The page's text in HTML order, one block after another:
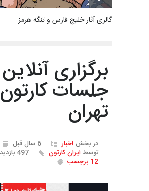
گالری آثار خلیج فارس و تنگه هرمز
برگزاری آنلاین
جلسات کارتون
تهران
در بخش اخبار
6 سال قبل
توسط ایران کارتون
497 بازدید
12 برچسب